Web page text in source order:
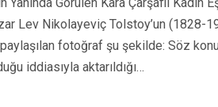
Lev Nikolayeviç Tolstoy’un
fotoğraf şu şekilde: Söz
iddiasıyla aktarıldığı…